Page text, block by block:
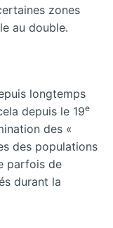
zones
au double.
longtemps
depuis le 19e
des «
des populations
parfois de
durant la